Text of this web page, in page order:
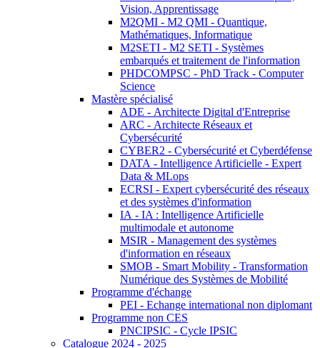
Vision, Apprentissage
M2QMI - M2 QMI - Quantique,
Mathématiques, Informatique
M2SETI - M2 SETI - Systèmes
embarqués et traitement de l'information
PHDCOMPSC - PhD Track - Computer
Science
Mastère spécialisé
ADE - Architecte Digital d'Entreprise
ARC - Architecte Réseaux et
Cybersécurité
CYBER2 - Cybersécurité et Cyberdéfense
DATA - Intelligence Artificielle - Expert
Data & MLops
ECRSI - Expert cybersécurité des réseaux
et des systèmes d'information
IA - IA : Intelligence Artificielle
multimodale et autonome
MSIR - Management des systèmes
d'information en réseaux
SMOB - Smart Mobility - Transformation
Numérique des Systèmes de Mobilité
Programme d'échange
PEI - Echange international non diplomant
Programme non CES
PNCIPSIC - Cycle IPSIC
Catalogue 2024 - 2025